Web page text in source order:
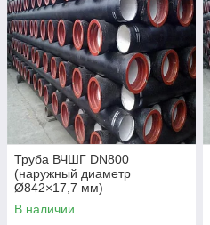
Труба ВЧШГ DN800
(наружный диаметр
Ø842×17,7 мм)
В наличии